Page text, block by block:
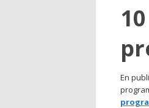
En